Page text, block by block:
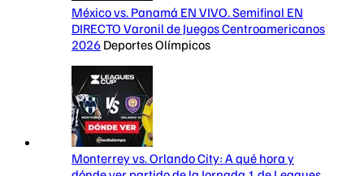
México vs. Panamá EN VIVO. Semifinal EN
DIRECTO Varonil de Juegos Centroamericanos
2026 Deportes Olímpicos
Monterrey vs. Orlando City: A qué hora y